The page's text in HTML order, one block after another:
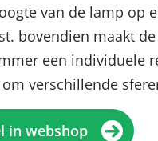
van de lamp op
bovendien maakt
een individuele
verschillende
in webshop